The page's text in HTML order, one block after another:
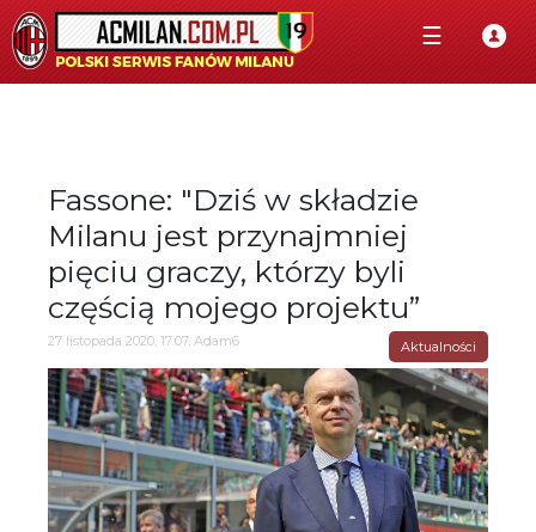
☰
Fassone: "Dziś w składzie
Milanu jest przynajmniej
pięciu graczy, którzy byli
częścią mojego projektu”
27 listopada 2020, 17:07, Adam6 Aktualności